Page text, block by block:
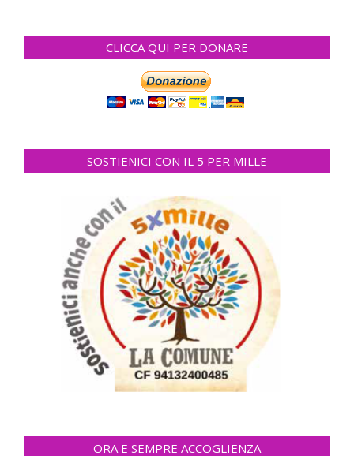
CLICCA QUI PER DONARE
SOSTIENICI CON IL 5 PER MILLE
ORA E SEMPRE ACCOGLIENZA